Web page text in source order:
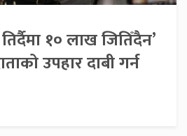
१० लाख जितिँदैन’
उपहार दाबी गर्न